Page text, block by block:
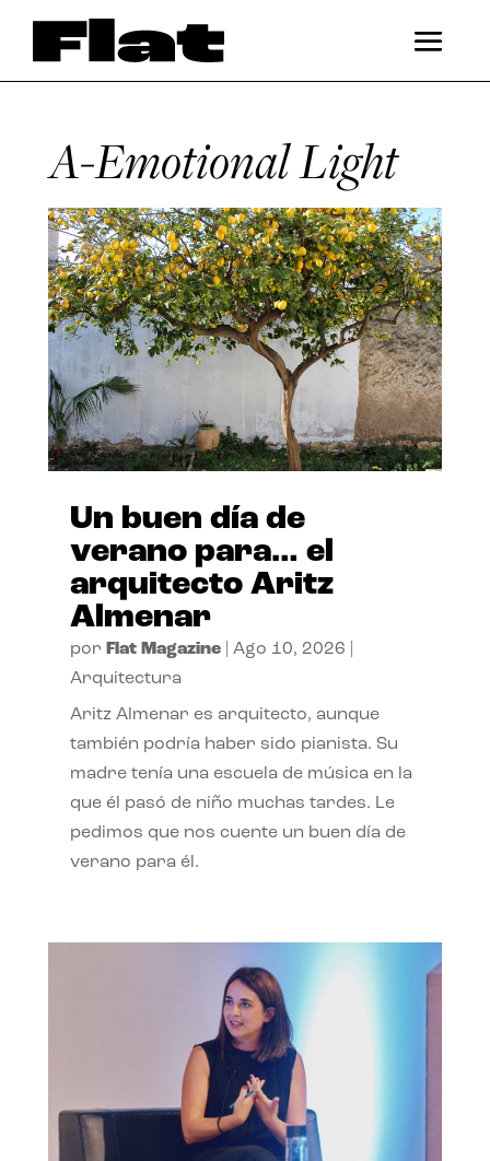
A-Emotional Light
Un buen día de
verano para… el
arquitecto Aritz
Almenar
por Flat Magazine| Ago 10, 2026
Arquitectura
Aritz Almenar es arquitecto, aunque
también podría haber sido pianista. Su
madre tenía una escuela de música en la
que él pasó de niño muchas tardes. Le
pedimos que nos cuente un buen día de
verano para él.